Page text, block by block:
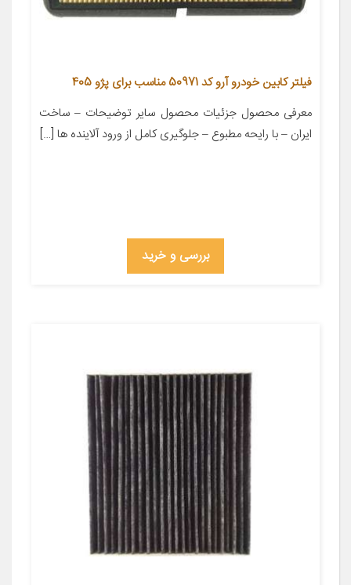
فیلتر کابین خودرو آرو کد 50971 مناسب برای پژو 405
معرفی محصول جزئیات محصول سایر توضیحات – ساخت
ایران – با رایحه مطبوع – جلوگیری کامل از ورود آلاینده ها […]
بررسی و خرید